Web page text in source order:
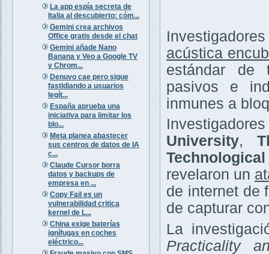
La app espía secreta de
Italia al descubierto: cóm...
Gemini crea archivos
Office gratis desde el chat
Gemini añade Nano
Banana y Veo a Google TV
y Chrom...
Denuvo cae pero sigue
fastidiando a usuarios
legít...
España aprueba una
iniciativa para limitar los
blo...
Meta planea abastecer
sus centros de datos de IA
c...
Claude Cursor borra
datos y backups de
empresa en ...
Copy Fail es un
vulnerabilidad critica
kernel de L...
China exige baterías
ignífugas en coches
eléctrico...
acústica
estándar de
pasivos e
inmunes a
University,
revelaron un
de internet de
de capturar
La
Practicality